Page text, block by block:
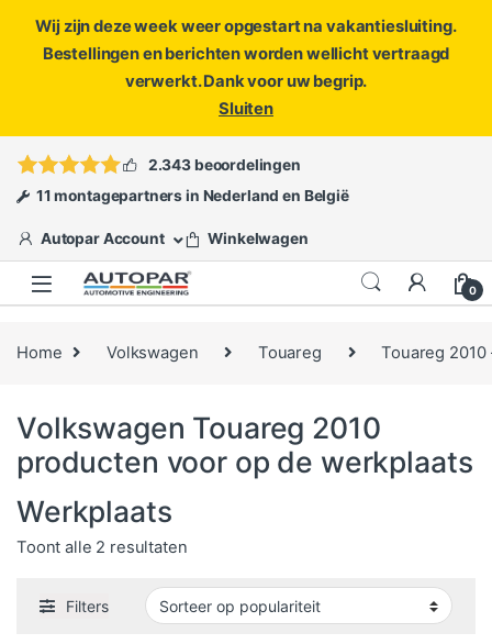
Wij zijn deze week weer opgestart na vakantiesluiting.
Bestellingen en berichten worden wellicht vertraagd
verwerkt. Dank voor uw begrip.
Sluiten
ofopen een ticket
2.343 beoordelingen
11 montagepartners in Nederland en België
Autopar Account Winkelwagen
0
Home Volkswagen Touareg Touareg 2010
Volkswagen Touareg 2010
producten voor op de werkplaats
Werkplaats
Toont alle 2 resultatenGesorteerd op populariteit
Filters